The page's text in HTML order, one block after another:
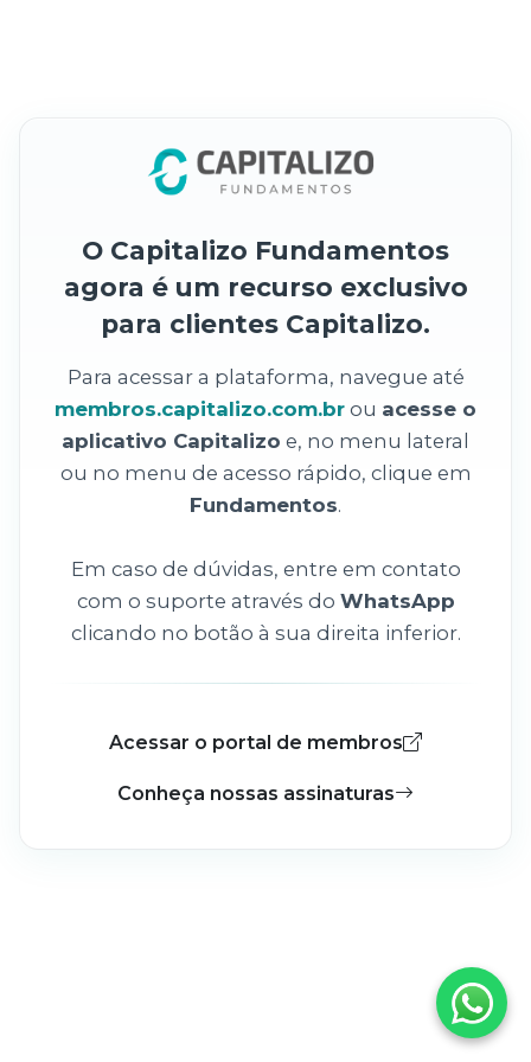
O Capitalizo Fundamentos
agora é um recurso exclusivo
para clientes Capitalizo.
Para acessar a plataforma, navegue até
membros.capitalizo.com.br ou acesse o
aplicativo Capitalizo e, no menu lateral
ou no menu de acesso rápido, clique em
Fundamentos.
Em caso de dúvidas, entre em contato
com o suporte através do WhatsApp
clicando no botão à sua direita inferior.
Acessar o portal de membros
Conheça nossas assinaturas